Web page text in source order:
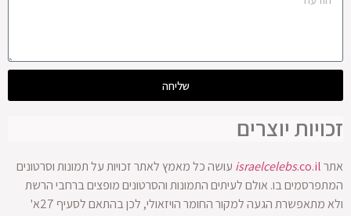
שליחה
זכויות יוצרים
אתר israelcelebs.co.il
עושה כל מאמץ לאתר זכויות על תמונות וסרטונים
המתפרסמים בו. אולם לעיתים התמונות והסרטונים מופצים ברחבי הרשת
ולא מתאפשרת הגעה למקור החומר הויזאולי, לכן בהתאם לסעיף 27א'